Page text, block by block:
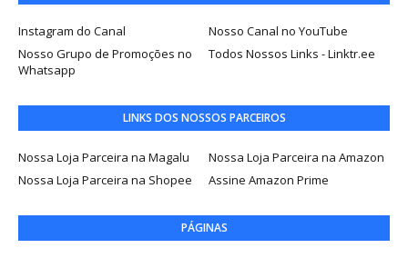
Instagram do Canal
Nosso Canal no YouTube
Nosso Grupo de Promoções no
Whatsapp
Todos Nossos Links - Linktr.ee
LINKS DOS NOSSOS PARCEIROS
Nossa Loja Parceira na Magalu
Nossa Loja Parceira na Amazon
Nossa Loja Parceira na Shopee
Assine Amazon Prime
PÁGINAS